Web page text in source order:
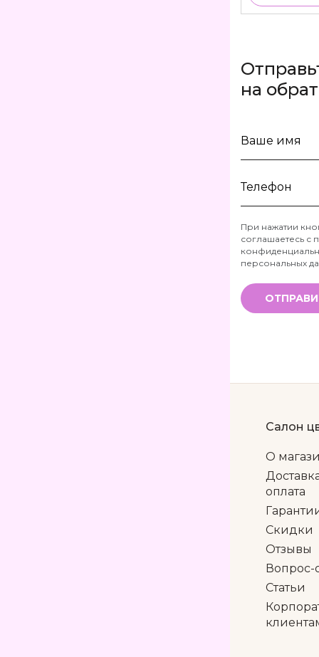
на
Ваше
Телефон
*
При нажатии
соглашаетесь с
персональных
Салон
О
оплата
Скидки
Отзывы
Вопрос-
Статьи